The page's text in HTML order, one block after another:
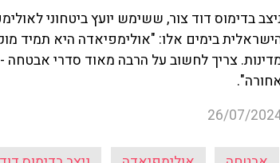
צריך לחשוב על הרבה מאוד סדרי אבטחה
26/07/